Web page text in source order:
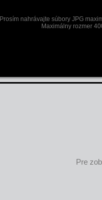
Prosím nahrávajte súbory JPG
Maximálny rozmer
Pre